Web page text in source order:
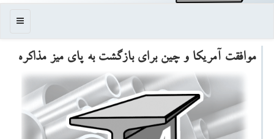
منو
موافقت آمریكا و چین برای بازگشت به پای میز مذاكره